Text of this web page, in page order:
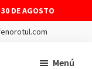
DE AGOSTO
Menú